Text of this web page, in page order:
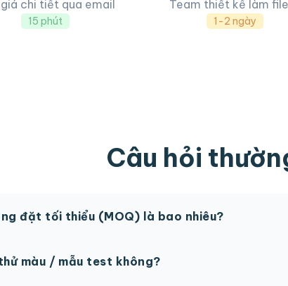
chi tiết qua email
15 phút
Team thiết kế làm
1-2 ngày
Câu hỏi
đặt tối thiểu (MOQ) là bao nhiêu?
màu / mẫu test không?